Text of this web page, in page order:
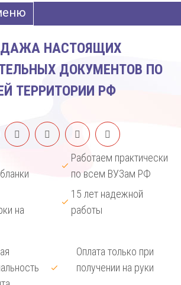
НАСТОЯЩИХ
ДОКУМЕНТОВ ПО
ТЕРРИТОРИИ РФ
на
Работаем практически
по всем ВУЗам РФ
15 лет надежной
работы
Оплата только при
получении на руки